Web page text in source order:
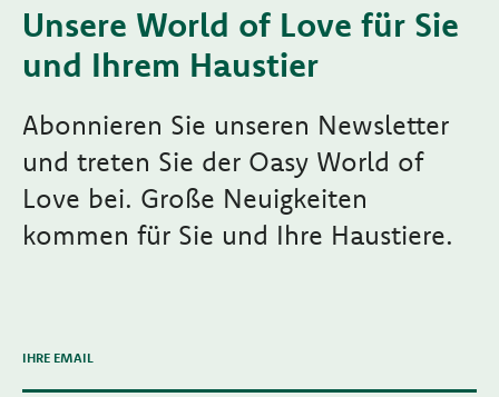
Unsere World of Love für Sie
und Ihrem Haustier
Abonnieren Sie unseren Newsletter
und treten Sie der Oasy World of
Love bei. Große Neuigkeiten
kommen für Sie und Ihre Haustiere.
IHRE EMAIL